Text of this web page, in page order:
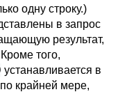
одну строку.)
в запрос
результат,
того,
устанавливается в
крайней мере,